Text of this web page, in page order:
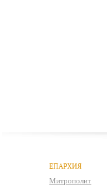
ЕПАРХИЯ
Митрополит